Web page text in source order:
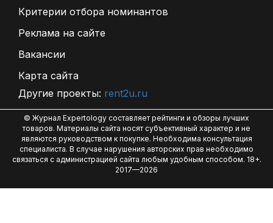
Критерии отбора номинантов
Реклама на сайте
Вакансии
Карта сайта
Другие проекты: rent2u.ru
© Журнал Expertology составляет рейтинги и обзоры лучших
товаров. Материалы сайта носят субъективный характер и не
являются руководством к покупке. Необходима консультация
специалиста. В случае нарушения авторских прав необходимо
связаться с администрацией сайта любым удобным способом. 18+.
2017—2026